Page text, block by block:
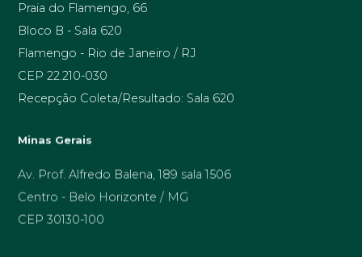
Praia do Flamengo, 66
Bloco B - Sala 620
Flamengo - Rio de Janeiro / RJ
CEP 22.210-030
Recepção Coleta/Resultado: Sala 620
Minas Gerais
Av. Prof. Alfredo Balena, 189 sala 1506
Centro - Belo Horizonte / MG
CEP 30130-100